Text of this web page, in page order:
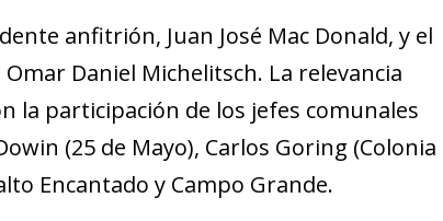
anfitrión, Juan José Mac Donald, y el
Omar Daniel Michelitsch. La relevancia
la participación de los jefes comunales
(25 de Mayo), Carlos Goring (Colonia
Encantado y Campo Grande.